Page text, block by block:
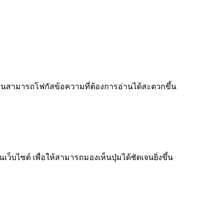
สามารถโฟกัสข้อความที่ต้องการอ่านได้สะดวกขึ้น
ว็บไซต์ เพื่อให้สามารถมองเห็นปุ่มได้ชัดเจนยิ่งขึ้น